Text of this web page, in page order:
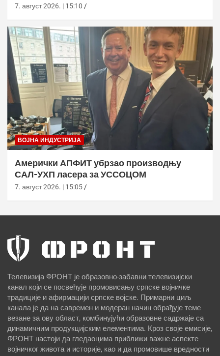
7. август 2026. | 15:10
ВОЈНА ИНДУСТРИЈА
Амерички АПФИТ убрзао производњу
САЛ-УХП ласера за УССОЦОМ
7. август 2026. | 15:05
Телевизија ФРОНТ је образовно-забавни телевизијски
канал који се посвећује промовисању српске војничке
традиције и афирмацији српске војске. Примарни циљ
канала је да на савремен и модеран начин обрађује теме
везане за ову област, комбинујући образовне садржаје са
динамичним продукцијским елементима. Кроз своје емисије,
ФРОНТ настоји да гледаоцима приближи важне аспекте
војничког живота и историје, као и да промовише вредности